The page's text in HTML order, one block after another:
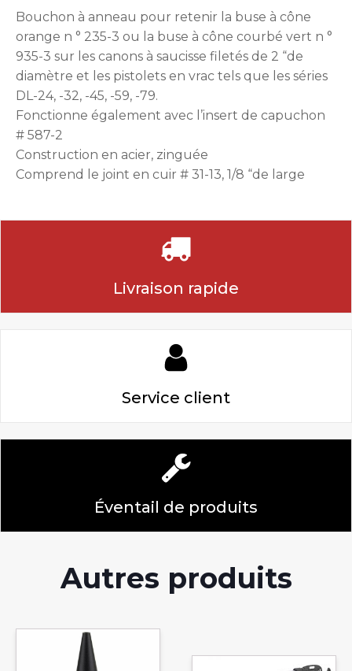
Bouchon à anneau pour retenir la buse à cône
orange n ° 235-3 ou la buse à cône courbé vert n °
935-3 sur les canons à saucisse filetés de 2 “de
diamètre et les pistolets en vrac tels que les séries
DL-24, -32, -45, -59, -79.
Fonctionne également avec l’insert de capuchon
# 587-2
Construction en acier, zinguée
Comprend le joint en cuir # 31-13, 1/8 “de large
Livraison rapide
Service client
Éventail de produits
Autres produits